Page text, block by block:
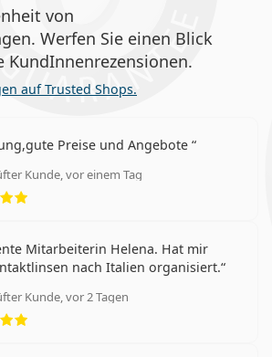
von
Werfen Sie einen Blick
KundInnenrezensionen.
auf Trusted Shops.
Preise und Angebote
Kunde, vor einem Tag
Bewertung 5 aus 5
Mitarbeiterin Helena. Hat mir
nach Italien organisiert.
Kunde, vor 2 Tagen
Bewertung 5 aus 5